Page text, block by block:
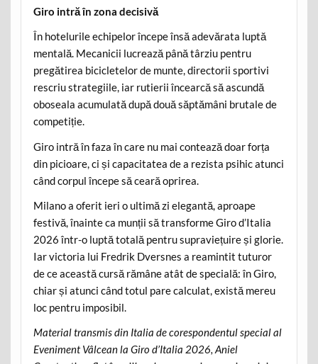
Giro intră în zona decisivă
În hotelurile echipelor începe însă adevărata luptă
mentală. Mecanicii lucrează până târziu pentru
pregătirea bicicletelor de munte, directorii sportivi
rescriu strategiile, iar rutierii încearcă să ascundă
oboseala acumulată după două săptămâni brutale de
competiție.
Giro intră în faza în care nu mai contează doar forța
din picioare, ci și capacitatea de a rezista psihic atunci
când corpul începe să ceară oprirea.
Milano a oferit ieri o ultimă zi elegantă, aproape
festivă, înainte ca munții să transforme Giro d’Italia
2026 într-o luptă totală pentru supraviețuire și glorie.
Iar victoria lui Fredrik Dversnes a reamintit tuturor
de ce această cursă rămâne atât de specială: în Giro,
chiar și atunci când totul pare calculat, există mereu
loc pentru imposibil.
Material transmis din Italia de corespondentul special al
Eveniment Vâlcean la Giro d’Italia 2026, Aniel